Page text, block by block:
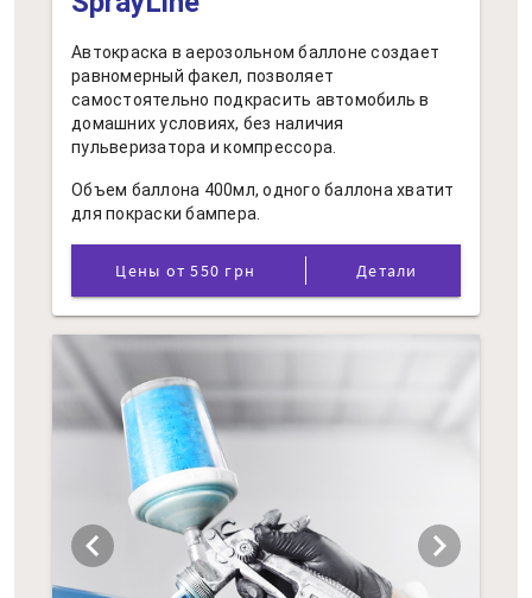
Автокраска в аерозольном баллоне создает
равномерный факел, позволяет
самостоятельно подкрасить автомобиль в
домашних условиях, без наличия
пульверизатора и компрессора.
Объем баллона 400мл, одного баллона хватит
для покраски бампера.
Цены от 550 грн Детали
chevron_left chevron_right